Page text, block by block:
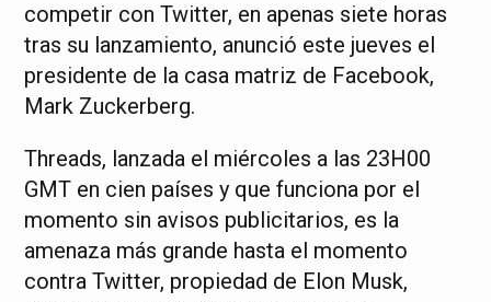
competir con Twitter, en apenas siete horas
tras su lanzamiento, anunció este jueves el
presidente de la casa matriz de Facebook,
Mark Zuckerberg.
Threads, lanzada el miércoles a las 23H00
GMT en cien países y que funciona por el
momento sin avisos publicitarios, es la
amenaza más grande hasta el momento
contra Twitter, propiedad de Elon Musk,